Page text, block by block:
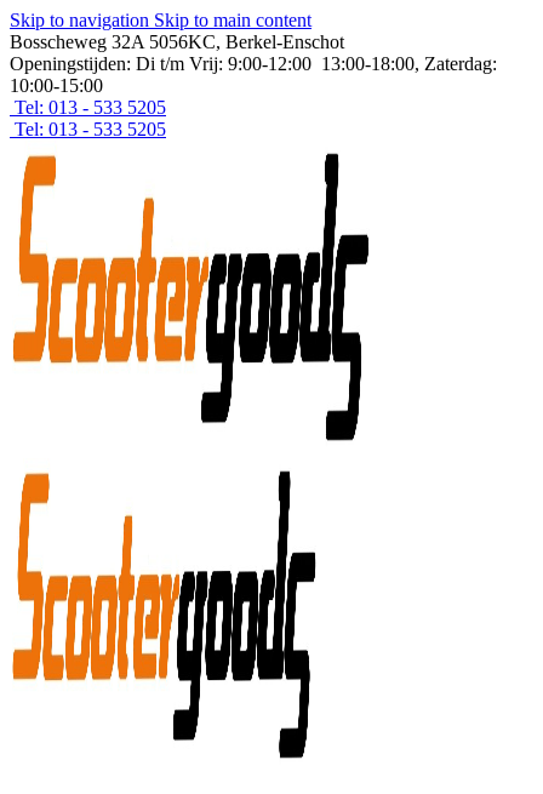
Skip to navigation Skip to main content
Bosscheweg 32A 5056KC, Berkel-Enschot
Openingstijden: Di t/m Vrij: 9:00-12:00 13:00-18:00, Zaterdag:
10:00-15:00
Tel: 013 - 533 5205
Tel: 013 - 533 5205